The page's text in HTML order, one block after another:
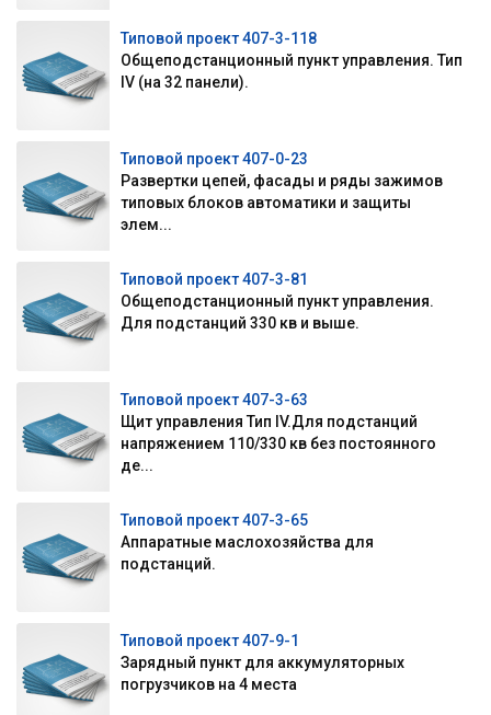
Типовой проект 407-3-118
Общеподстанционный пункт управления. Тип
IV (на 32 панели).
Типовой проект 407-0-23
Развертки цепей, фасады и ряды зажимов
типовых блоков автоматики и защиты
элем...
Типовой проект 407-3-81
Общеподстанционный пункт управления.
Для подстанций 330 кв и выше.
Типовой проект 407-3-63
Щит управления Тип IV.Для подстанций
напряжением 110/330 кв без постоянного
де...
Типовой проект 407-3-65
Аппаратные маслохозяйства для
подстанций.
Типовой проект 407-9-1
Зарядный пункт для аккумуляторных
погрузчиков на 4 места